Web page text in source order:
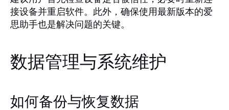
接设备并重启软件。此外，确保使用最新版本的爱
思助手也是解决问题的关键。
数据管理与系统维护
如何备份与恢复数据